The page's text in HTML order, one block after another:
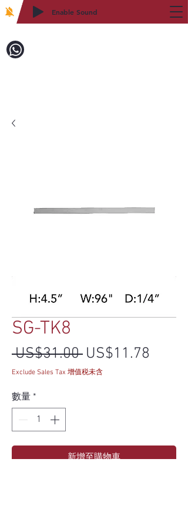
Enable Sound
SG-TK8
US$31.00 一般價格
US$11.78
Exclude Sales Tax 增值税未含
數量 *
新增至購物車